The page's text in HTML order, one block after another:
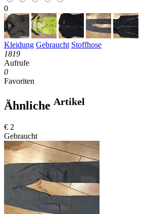
0
Kleidung Gebraucht Stoffhose
1819
Aufrufe
0
Favoriten
Ähnliche Artikel
€ 2
Gebraucht